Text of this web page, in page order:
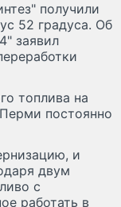
получили
52 градуса. Об
заявил
топлива на
постоянно
и
двум
с
работать в